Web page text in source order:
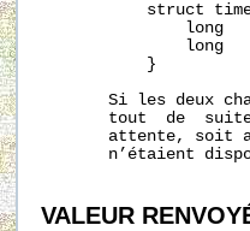
struct
long
long
           }
Si les deux
tout  de
attente, soit
n’étaient
VALEUR